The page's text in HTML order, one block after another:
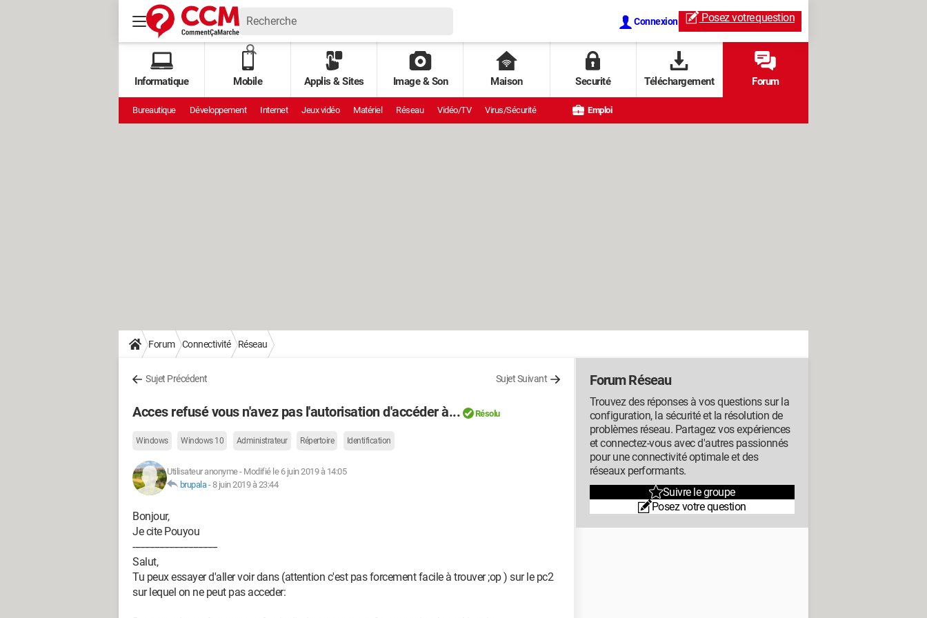
Connexion Posez votrequestion
Informatique Mobile Applis & Sites Image & Son Maison Securité Téléchargement Forum
Bureautique Développement Internet Jeux vidéo Matériel Réseau Vidéo/TV Virus/Sécurité Emploi
Forum Connectivité Réseau
Sujet Précédent Sujet Suivant
Acces refusé vous n'avez pas l'autorisation d'accéder à... Résolu
Windows Windows 10 Administrateur Répertoire Identification
Utilisateur anonyme- Modifié le 6 juin 2019 à 14:05
brupala-8 juin 2019 à 23:44
Bonjour,
Je cite Pouyou
-----------------------------------
Salut,
Tu peux essayer d'aller voir dans (attention c'est pas forcement facile à trouver ;op ) sur le pc2
sur lequel on ne peut pas acceder:
Forum Réseau
Trouvez des réponses à vos questions sur la
configuration, la sécurité et la résolution de
problèmes réseau. Partagez vos expériences
et connectez-vous avec d'autres passionnés
pour une connectivité optimale et des
réseaux performants.
Suivre le groupe
Posez votre question